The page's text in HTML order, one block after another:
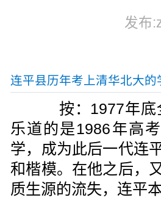
发布
连平县历年考上清华北大的
按：1977年底
乐道的是1986年高
学，成为此后一代连
和楷模。在他之后，
质生源的流失，连平